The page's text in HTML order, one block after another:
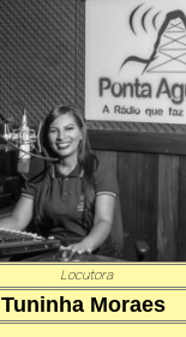
Locutora
Tuninha Moraes